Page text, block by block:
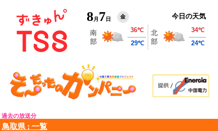
8 月 7 日 金 今日の天気
過去の放送分
鳥取県 : 一覧